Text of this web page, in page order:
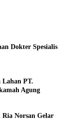
Dokter Spesialis
Lahan PT.
Agung
Ria Norsan Gelar